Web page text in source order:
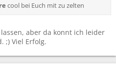
cool bei Euch mit zu zelten
aber da konnt ich leider
;) Viel Erfolg.